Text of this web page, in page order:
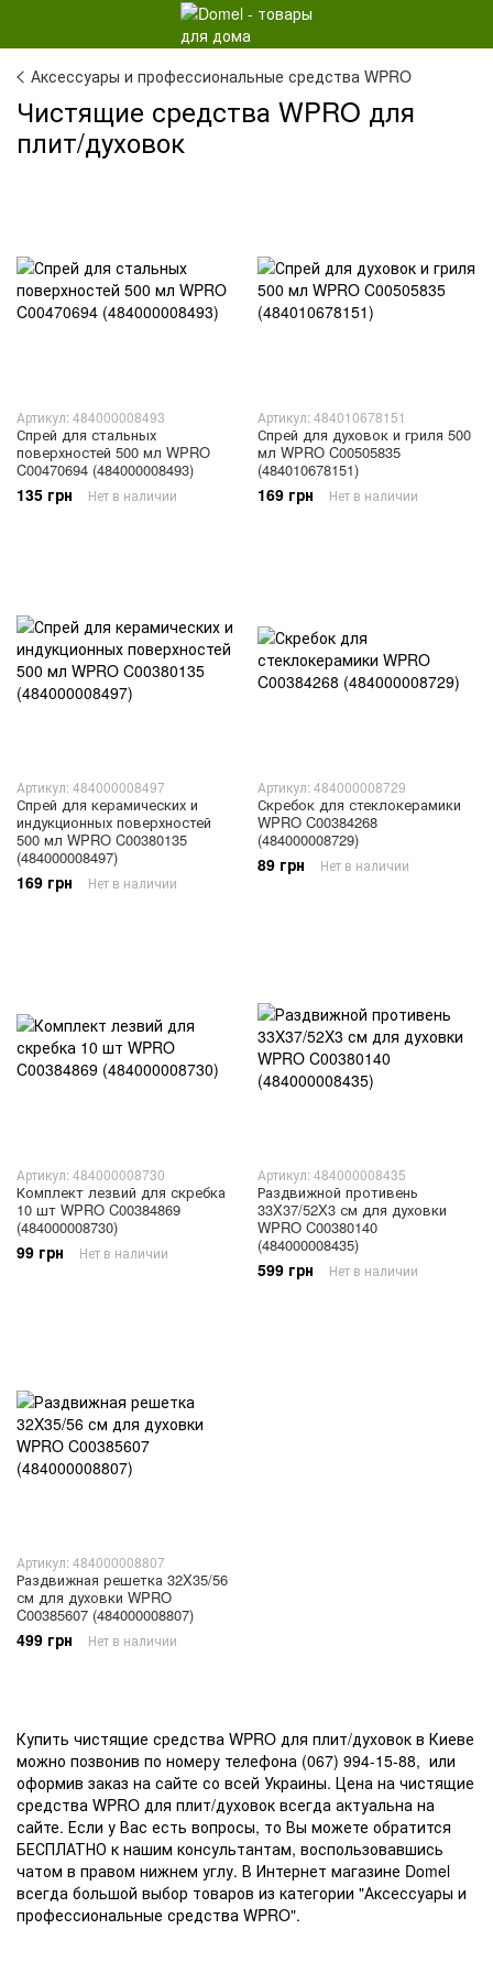
Аксессуары и профессиональные средства WPRO
Чистящие средства WPRO для
плит/духовок
Артикул: 484000008493
Спрей для стальных
поверхностей 500 мл WPRO
C00470694 (484000008493)
135 грн Нет в наличии
Артикул: 484010678151
Спрей для духовок и гриля 500
мл WPRO C00505835
(484010678151)
169 грн Нет в наличии
Артикул: 484000008497
Спрей для керамических и
индукционных поверхностей
500 мл WPRO C00380135
(484000008497)
169 грн Нет в наличии
Артикул: 484000008729
Скребок для стеклокерамики
WPRO C00384268
(484000008729)
89 грн Нет в наличии
Артикул: 484000008730
Комплект лезвий для скребка
10 шт WPRO C00384869
(484000008730)
99 грн Нет в наличии
Артикул: 484000008435
Раздвижной противень
33X37/52X3 см для духовки
WPRO C00380140
(484000008435)
599 грн Нет в наличии
Артикул: 484000008807
Раздвижная решетка 32X35/56
см для духовки WPRO
C00385607 (484000008807)
499 грн Нет в наличии
Купить чистящие средства WPRO для плит/духовок в Киеве
можно позвонив по номеру телефона (067) 994-15-88, или
оформив заказ на сайте со всей Украины. Цена на чистящие
средства WPRO для плит/духовок всегда актуальна на
сайте. Если у Вас есть вопросы, то Вы можете обратится
БЕСПЛАТНО к нашим консультантам, воспользовавшись
чатом в правом нижнем углу. В Интернет магазине Domel
всегда большой выбор товаров из категории "Аксессуары и
профессиональные средства WPRO".